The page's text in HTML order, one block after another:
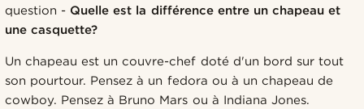
question - Quelle est la différence entre un chapeau et
une casquette?
Un chapeau est un couvre-chef doté d'un bord sur tout
son pourtour. Pensez à un fedora ou à un chapeau de
cowboy. Pensez à Bruno Mars ou à Indiana Jones.